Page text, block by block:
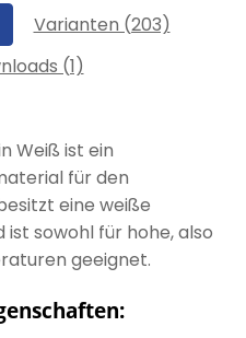
Varianten (203)
(1)
Weiß ist ein
für den
eine weiße
sowohl für hohe, also
geeignet.